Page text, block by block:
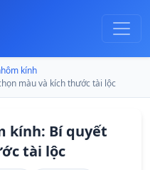
kính
màu và kích thước tài lộc
kính: Bí quyết
tài lộc